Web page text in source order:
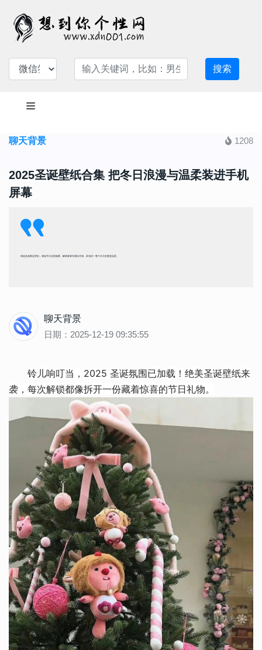
搜索
聊天背景 1208
2025圣诞壁纸合集 把冬日浪漫与温柔装进手机
屏幕
精选圣诞限定壁纸，满溢节日治愈氛围，解锁屏幕专属仪式感，承包你一整个冬天的视觉温柔。
聊天背景
日期：2025-12-19 09:35:55
铃儿响叮当，2025 圣诞氛围已加载！绝美圣诞壁纸来
袭，每次解锁都像拆开一份藏着惊喜的节日礼物。